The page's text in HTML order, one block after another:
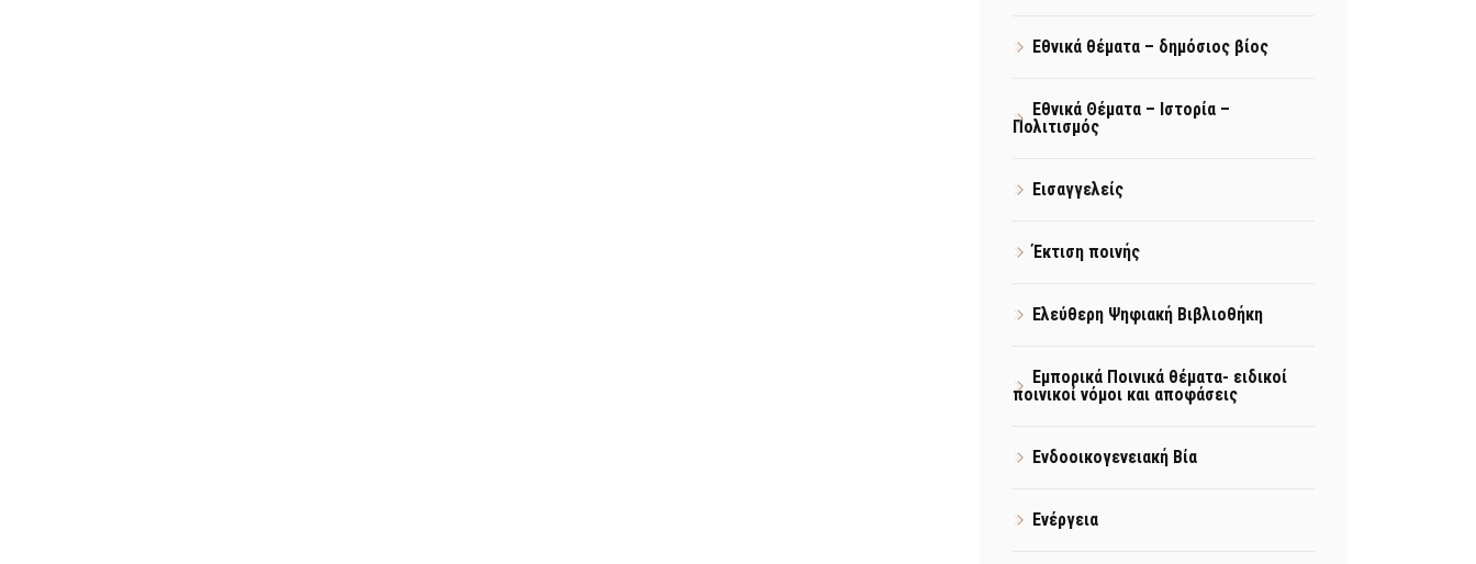
Εθνικά θέματα – δημόσιος βίος
Εθνικά Θέματα – Ιστορία –
Πολιτισμός
Εισαγγελείς
Έκτιση ποινής
Ελεύθερη Ψηφιακή Βιβλιοθήκη
Εμπορικά Ποινικά θέματα- ειδικοί
ποινικοί νόμοι και αποφάσεις
Ενδοοικογενειακή Βία
Ενέργεια